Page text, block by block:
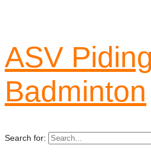
ASV
Badminton
Search for: